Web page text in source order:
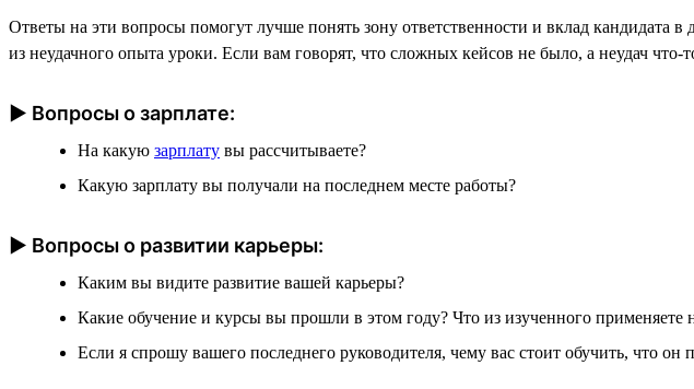
Ответы на эти вопросы помогут лучше понять зону ответственности и вклад
из неудачного опыта уроки. Если вам говорят, что сложных кейсов не было, а неудач
► Вопросы о зарплате:
На какую зарплату вы рассчитываете?
Какую зарплату вы получали на последнем месте работы?
► Вопросы о развитии карьеры:
Каким вы видите развитие вашей карьеры?
Какие обучение и курсы вы прошли в этом году? Что из изученного применяете
Если я спрошу вашего последнего руководителя, чему вас стоит обучить, что